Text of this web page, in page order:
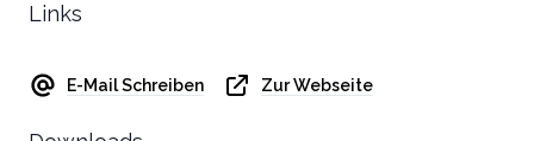
Links
E-Mail Schreiben Zur Webseite